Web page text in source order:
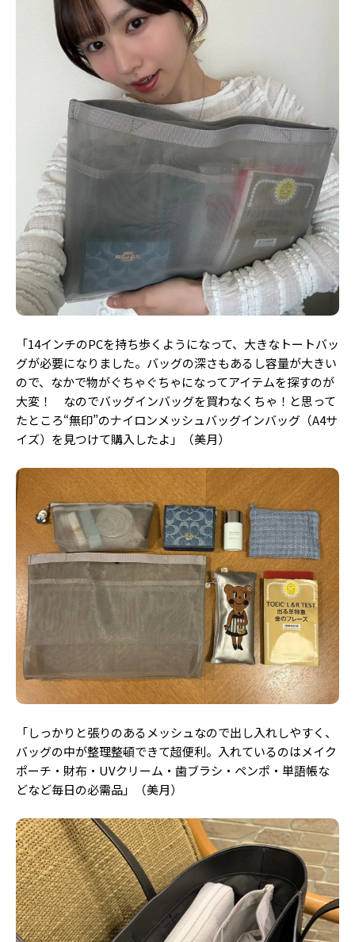
「14インチのPCを持ち歩くようになって、大きなトートバッ
グが必要になりました。バッグの深さもあるし容量が大きい
ので、なかで物がぐちゃぐちゃになってアイテムを探すのが
大変！ なのでバッグインバッグを買わなくちゃ！と思って
たところ“無印”のナイロンメッシュバッグインバッグ（A4サ
イズ）を見つけて購入したよ」（美月）
「しっかりと張りのあるメッシュなので出し入れしやすく、
バッグの中が整理整頓できて超便利。入れているのはメイク
ポーチ・財布・UVクリーム・歯ブラシ・ペンポ・単語帳な
どなど毎日の必需品」（美月）